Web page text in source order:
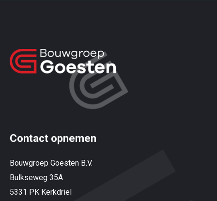
Contact opnemen
Bouwgroep Goesten B.V.
Bulkseweg 35A
5331 PK Kerkdriel